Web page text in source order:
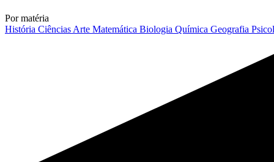
Por matéria
História Ciências Arte Matemática Biologia Química Geografia